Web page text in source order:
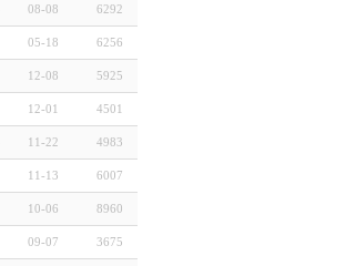
08-08 6292
05-18 6256
12-08 5925
12-01 4501
11-22 4983
11-13 6007
10-06 8960
09-07 3675